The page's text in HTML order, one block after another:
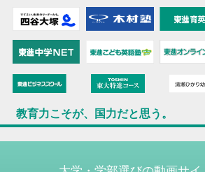
教育力こそが、国力だと思う。